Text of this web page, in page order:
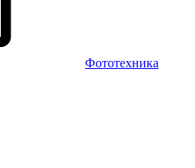
Фототехника